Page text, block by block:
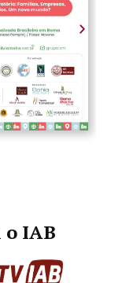
o IAB